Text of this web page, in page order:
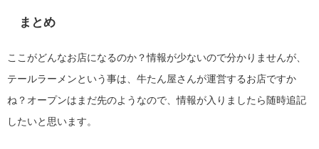
まとめ
ここがどんなお店になるのか？情報が少ないので分かりませんが、
テールラーメンという事は、牛たん屋さんが運営するお店ですか
ね？オープンはまだ先のようなので、情報が入りましたら随時追記
したいと思います。